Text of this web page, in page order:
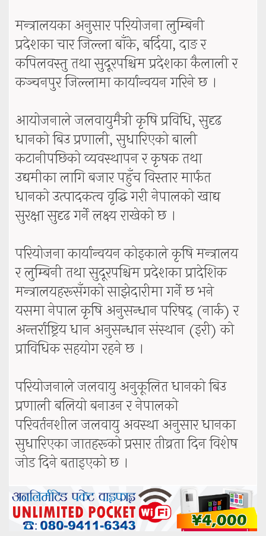
मन्त्रालयका अनुसार परियोजना लुम्बिनी
प्रदेशका चार जिल्ला बाँके, बर्दिया, दाङ र
कपिलवस्तु तथा सुदूरपश्चिम प्रदेशका कैलाली र
कञ्चनपुर जिल्लामा कार्यान्वयन गरिने छ ।
आयोजनाले जलवायुमैत्री कृषि प्रविधि, सुदृढ
धानको बिउ प्रणाली, सुधारिएको बाली
कटानीपछिको व्यवस्थापन र कृषक तथा
उद्यमीका लागि बजार पहुँच विस्तार मार्फत
धानको उत्पादकत्व वृद्धि गरी नेपालको खाद्य
सुरक्षा सुदृढ गर्ने लक्ष्य राखेको छ ।
परियोजना कार्यान्वयन कोइकाले कृषि मन्त्रालय
र लुम्बिनी तथा सुदूरपश्चिम प्रदेशका प्रादेशिक
मन्त्रालयहरूसँगको साझेदारीमा गर्ने छ भने
यसमा नेपाल कृषि अनुसन्धान परिषद् (नार्क) र
अन्तर्राष्ट्रिय धान अनुसन्धान संस्थान (इरी) को
प्राविधिक सहयोग रहने छ ।
परियोजनाले जलवायु अनुकूलित धानको बिउ
प्रणाली बलियो बनाउन र नेपालको
परिवर्तनशील जलवायु अवस्था अनुसार धानका
सुधारिएका जातहरूको प्रसार तीव्रता दिन विशेष
जोड दिने बताइएको छ ।